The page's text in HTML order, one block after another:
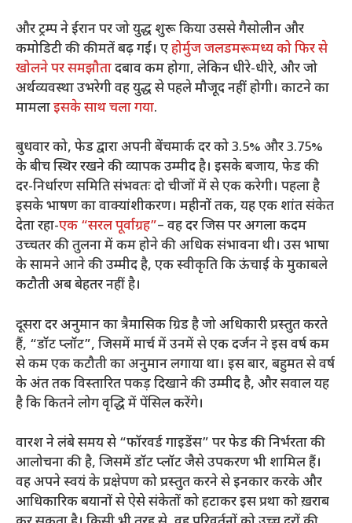
और ट्रम्प ने ईरान पर जो युद्ध शुरू किया उससे गैसोलीन और
कमोडिटी की कीमतें बढ़ गईं। एहोर्मुज जलडमरूमध्य को फिर से
खोलने पर समझौतादबाव कम होगा, लेकिन धीरे-धीरे, और जो
अर्थव्यवस्था उभरेगी वह युद्ध से पहले मौजूद नहीं होगी। काटने का
मामलाइसके साथ चला गया.
बुधवार को, फेड द्वारा अपनी बेंचमार्क दर को 3.5% और 3.75%
के बीच स्थिर रखने की व्यापक उम्मीद है। इसके बजाय, फेड की
दर-निर्धारण समिति संभवतः दो चीजों में से एक करेगी। पहला है
इसके भाषण का वाक्यांशीकरण। महीनों तक, यह एक शांत संकेत
देता रहा-एक “सरल पूर्वाग्रह”– वह दर जिस पर अगला कदम
उच्चतर की तुलना में कम होने की अधिक संभावना थी। उस भाषा
के सामने आने की उम्मीद है, एक स्वीकृति कि ऊंचाई के मुकाबले
कटौती अब बेहतर नहीं है।
दूसरा दर अनुमान का त्रैमासिक ग्रिड है जो अधिकारी प्रस्तुत करते
हैं, “डॉट प्लॉट”, जिसमें मार्च में उनमें से एक दर्जन ने इस वर्ष कम
से कम एक कटौती का अनुमान लगाया था। इस बार, बहुमत से वर्ष
के अंत तक विस्तारित पकड़ दिखाने की उम्मीद है, और सवाल यह
है कि कितने लोग वृद्धि में पेंसिल करेंगे।
वारश ने लंबे समय से “फॉरवर्ड गाइडेंस” पर फेड की निर्भरता की
आलोचना की है, जिसमें डॉट प्लॉट जैसे उपकरण भी शामिल हैं।
वह अपने स्वयं के प्रक्षेपण को प्रस्तुत करने से इनकार करके और
आधिकारिक बयानों से ऐसे संकेतों को हटाकर इस प्रथा को ख़राब